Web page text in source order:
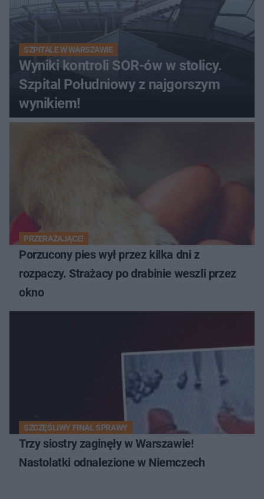
SZPITALE W WARSZAWIE
Wyniki kontroli SOR-ów w stolicy.
Szpital Południowy z najgorszym
wynikiem!
PRZERAŻAJĄCE!
Porzucony pies wył przez kilka dni z
rozpaczy. Strażacy po drabinie weszli przez
okno
SZCZĘŚLIWY FINAŁ SPRAWY
Trzy siostry zaginęły w Warszawie!
Nastolatki odnalezione w Niemczech